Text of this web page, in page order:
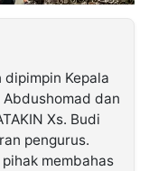
Kepala
Abdushomad dan
Xs. Budi
pengurus.
membahas